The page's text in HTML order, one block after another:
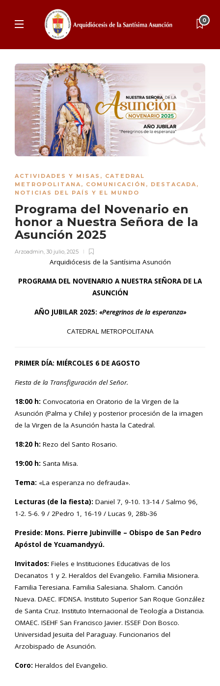
0
ACTIVIDADES Y MISAS , CATEDRAL
METROPOLITANA, COMUNICACIÓN , DESTACADA,
NOTICIAS DEL PAÍS Y EL MUNDO
Programa del Novenario en
honor a Nuestra Señora de la
Asunción 2025
Arzoadmin, 30 julio, 2025
Arquidiócesis de la Santísima Asunción
PROGRAMA DEL NOVENARIO A NUESTRA SEÑORA DE LA
ASUNCIÓN
AÑO JUBILAR 2025: «Peregrinos de la esperanza»
CATEDRAL METROPOLITANA
PRIMER DÍA: MIÉRCOLES 6 DE AGOSTO
Fiesta de la Transfiguración del Señor.
18:00 h: Convocatoria en Oratorio de la Virgen de la
Asunción (Palma y Chile) y posterior procesión de la imagen
de la Virgen de la Asunción hasta la Catedral.
18:20 h: Rezo del Santo Rosario.
19:00 h: Santa Misa.
Tema: «La esperanza no defrauda».
Lecturas (de la fiesta): Daniel 7, 9-10. 13-14 / Salmo 96,
1-2. 5-6. 9 / 2Pedro 1, 16-19 / Lucas 9, 28b-36
Preside: Mons. Pierre Jubinville – Obispo de San Pedro
Apóstol de Ycuamandyyú.
Invitados: Fieles e Instituciones Educativas de los
Decanatos 1 y 2. Heraldos del Evangelio. Familia Misionera.
Familia Teresiana. Familia Salesiana. Shalom. Canción
Nueva. DAEC. IFDNSA. Instituto Superior San Roque González
de Santa Cruz. Instituto Internacional de Teología a Distancia.
OMAEC. ISEHF San Francisco Javier. ISSEF Don Bosco.
Universidad Jesuita del Paraguay. Funcionarios del
Arzobispado de Asunción.
Coro: Heraldos del Evangelio.